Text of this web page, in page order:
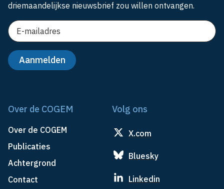
driemaandelijkse nieuwsbrief zou willen ontvangen.
Over de COGEM
Over de COGEM
Publicaties
Achtergrond
Contact
Volg ons
X.com
Bluesky
Linkedin